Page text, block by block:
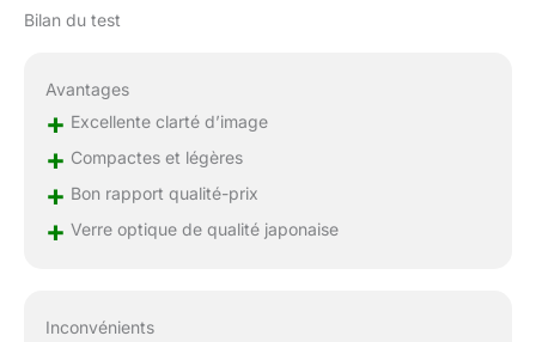
Bilan du test
Avantages
+ Excellente clarté d’image
+ Compactes et légères
+ Bon rapport qualité-prix
+ Verre optique de qualité japonaise
Inconvénients